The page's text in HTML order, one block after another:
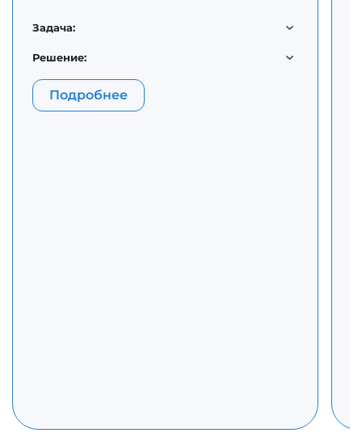
Задача:
Решение:
Подробнее